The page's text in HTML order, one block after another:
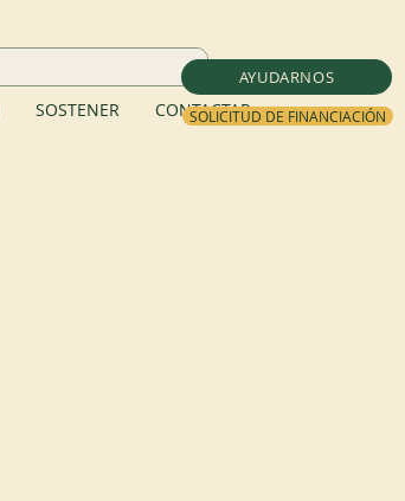
AYUDARNOS
SOLICITUD DE FINANCIACIÓN
SOSTENER CONTACTAR